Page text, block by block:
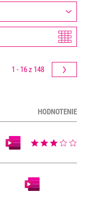
1 - 16 z 148
HODNOTENIE